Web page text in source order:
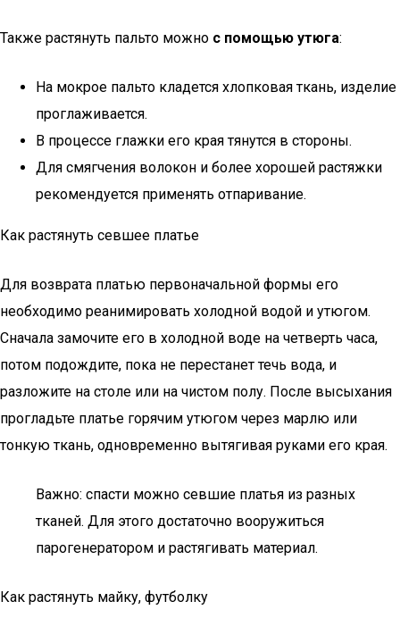
Также растянуть пальто можно с помощью утюга:
На мокрое пальто кладется хлопковая ткань, изделие
проглаживается.
В процессе глажки его края тянутся в стороны.
Для смягчения волокон и более хорошей растяжки
рекомендуется применять отпаривание.
Как растянуть севшее платье
Для возврата платью первоначальной формы его
необходимо реанимировать холодной водой и утюгом.
Сначала замочите его в холодной воде на четверть часа,
потом подождите, пока не перестанет течь вода, и
разложите на столе или на чистом полу. После высыхания
прогладьте платье горячим утюгом через марлю или
тонкую ткань, одновременно вытягивая руками его края.
Важно: спасти можно севшие платья из разных
тканей. Для этого достаточно вооружиться
парогенератором и растягивать материал.
Как растянуть майку, футболку